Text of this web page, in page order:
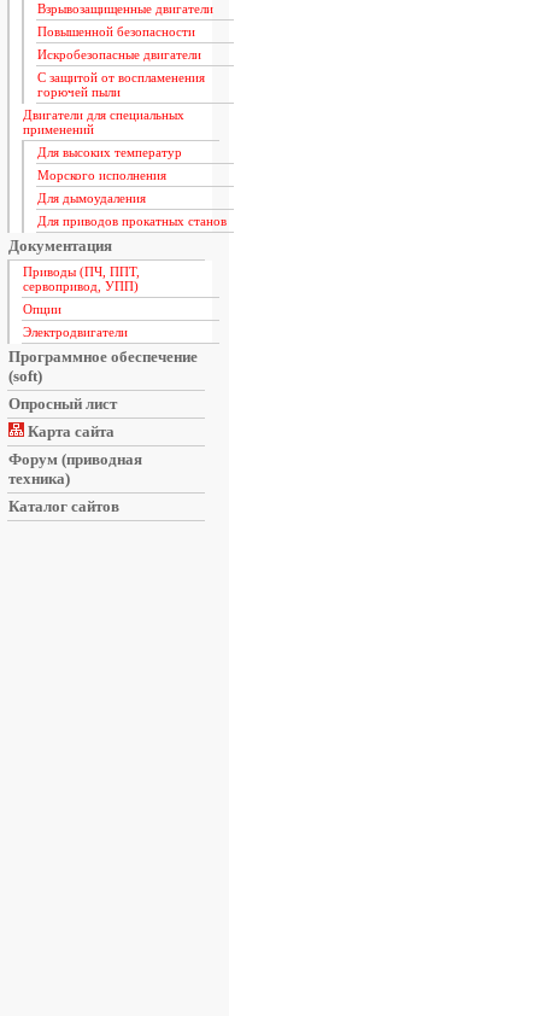
Взрывозащищенные двигатели
Повышенной безопасности
Искробезопасные двигатели
С защитой от воспламенения
горючей пыли
Двигатели для специальных
применений
Для высоких температур
Морского исполнения
Для дымоудаления
Для приводов прокатных станов
Документация
Приводы (ПЧ, ППТ,
сервопривод, УПП)
Опции
Электродвигатели
Программное обеспечение
(soft)
Опросный лист
Карта сайта
Форум (приводная
техника)
Каталог сайтов